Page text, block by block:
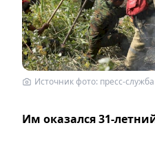
Источник фото: пресс-
Им оказался 31-